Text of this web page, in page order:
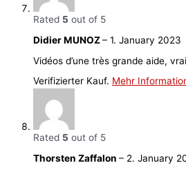
Rated 5 out of 5
Didier MUNOZ– 1. January 2023
Vidéos d’une très grande aide,
Verifizierter Kauf. Mehr
Rated 5 out of 5
Thorsten Zaffalon – 2. January